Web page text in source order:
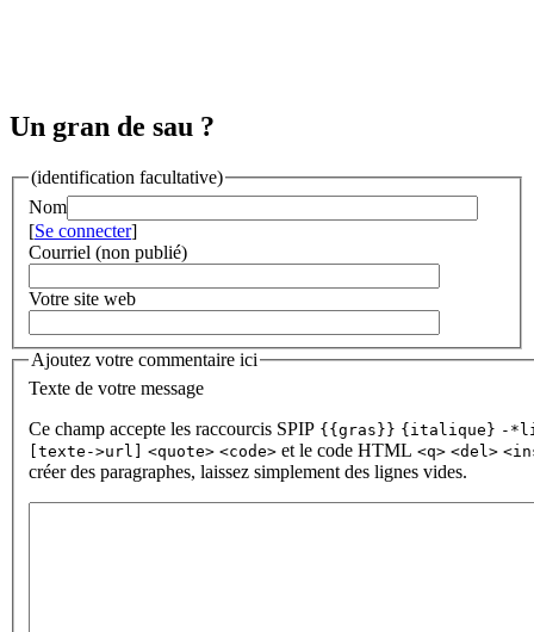
Un gran de sau ?
(identification facultative)
Nom
[Se connecter]
Courriel (non publié)
Votre site web
Ajoutez votre commentaire ici
Texte de votre message
Ce champ accepte les raccourcis SPIP {{gras}} {italique} -
[texte->url] <quote> <code> et le code HTML <q> <del>
créer des paragraphes, laissez simplement des lignes vides.